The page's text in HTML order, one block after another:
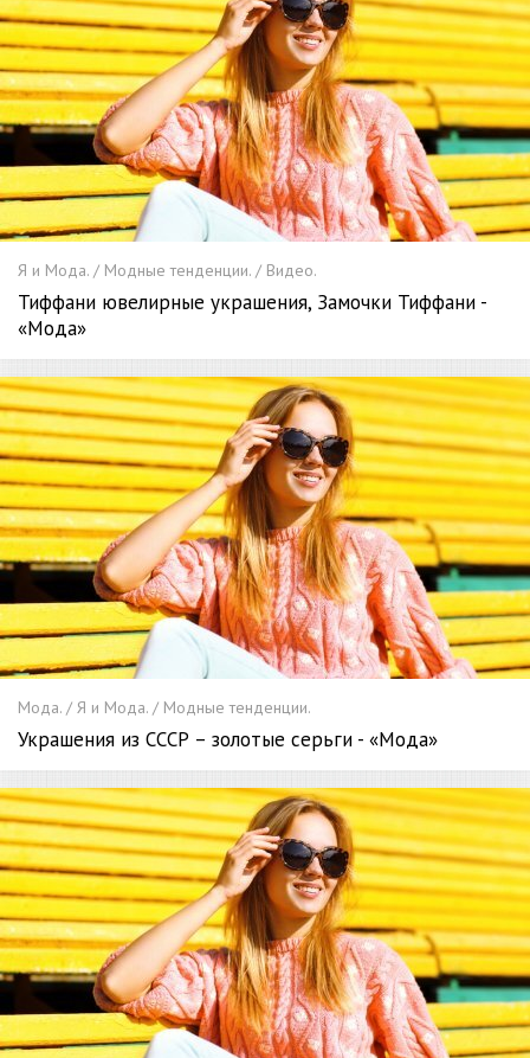
Я и Мода. / Модные тенденции. / Видео.
Тиффани ювелирные украшения, Замочки Тиффани -
«Мода»
Мода. / Я и Мода. / Модные тенденции.
Украшения из СССР – золотые серьги - «Мода»